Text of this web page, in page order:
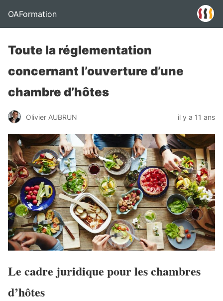
OAFormation
Toute la réglementation
concernant l’ouverture d’une
chambre d’hôtes
Olivier AUBRUN il y a 11 ans
Le cadre juridique pour les chambres
d’hôtes